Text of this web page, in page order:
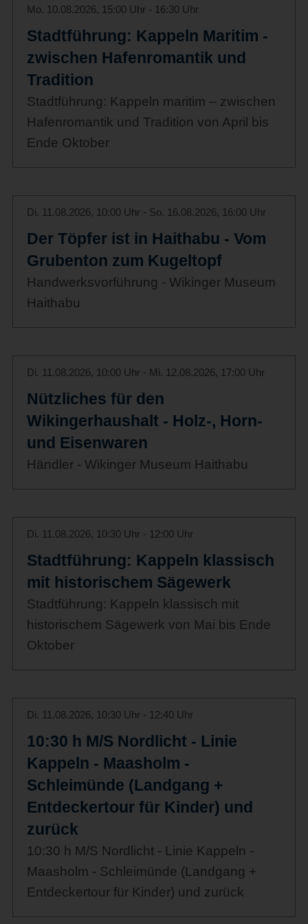
Mo. 10.08.2026, 15:00 Uhr - 16:30 Uhr
Stadtführung: Kappeln Maritim -
zwischen Hafenromantik und
Tradition
Stadtführung: Kappeln maritim – zwischen
Hafenromantik und Tradition von April bis
Ende Oktober
Di. 11.08.2026, 10:00 Uhr - So. 16.08.2026, 16:00 Uhr
Der Töpfer ist in Haithabu - Vom
Grubenton zum Kugeltopf
Handwerksvorführung - Wikinger Museum
Haithabu
Di. 11.08.2026, 10:00 Uhr - Mi. 12.08.2026, 17:00 Uhr
Nützliches für den
Wikingerhaushalt - Holz-, Horn-
und Eisenwaren
Händler - Wikinger Museum Haithabu
Di. 11.08.2026, 10:30 Uhr - 12:00 Uhr
Stadtführung: Kappeln klassisch
mit historischem Sägewerk
Stadtführung: Kappeln klassisch mit
historischem Sägewerk von Mai bis Ende
Oktober
Di. 11.08.2026, 10:30 Uhr - 12:40 Uhr
10:30 h M/S Nordlicht - Linie
Kappeln - Maasholm -
Schleimünde (Landgang +
Entdeckertour für Kinder) und
zurück
10:30 h M/S Nordlicht - Linie Kappeln -
Maasholm - Schleimünde (Landgang +
Entdeckertour für Kinder) und zurück